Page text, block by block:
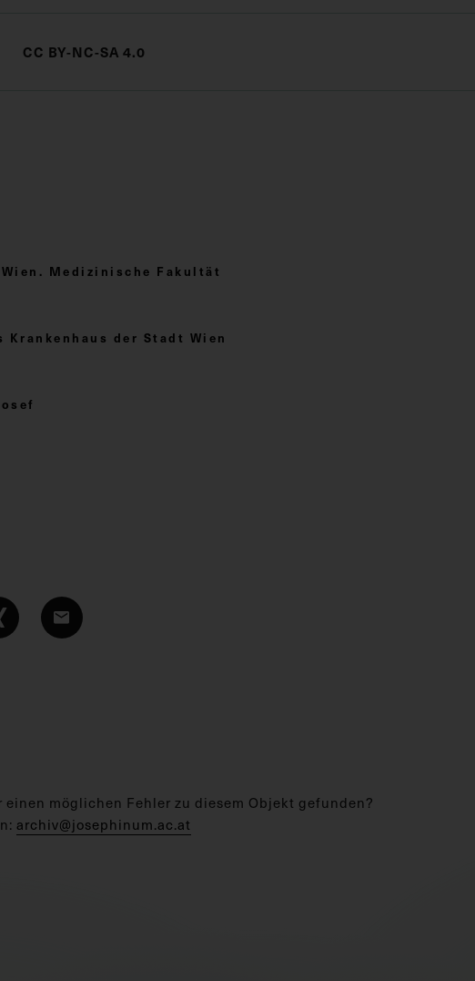
CC BY-NC-SA 4.0
Medizinische Fakultät
Krankenhaus der Stadt Wien
einen möglichen Fehler zu diesem Objekt gefunden?
archiv@josephinum.ac.at